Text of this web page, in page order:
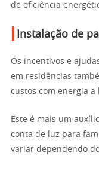
de eficiência
Instalação de
Os incentivos e
em residências
custos com energia a
Este é mais um
conta de luz para
variar dependendo